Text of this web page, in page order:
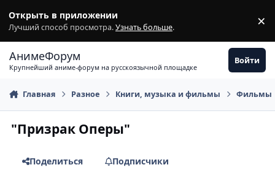
Открыть в приложении
Лучший способ просмотра.Узнать больше. ×
АнимеФорум
Крупнейший аниме-форум на русскоязычной площадке
Войти
Главная Разное Книги, музыка и фильмы Фильмы
"Призрак Оперы"
Поделиться Подписчики